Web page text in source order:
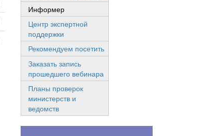
Информер
Центр экспертной
поддержки
Рекомендуем посетить
Заказать запись
прошедшего вебинара
Планы проверок
министерств и
ведомств